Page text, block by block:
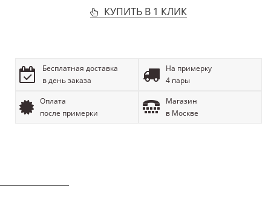
КУПИТЬ В 1 КЛИК
Бесплатная доставка
в день заказа
На примерку
4 пары
Оплата
после примерки
Магазин
в Москве